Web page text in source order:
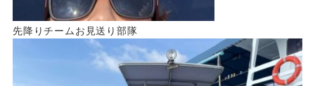
先降りチームお見送り部隊